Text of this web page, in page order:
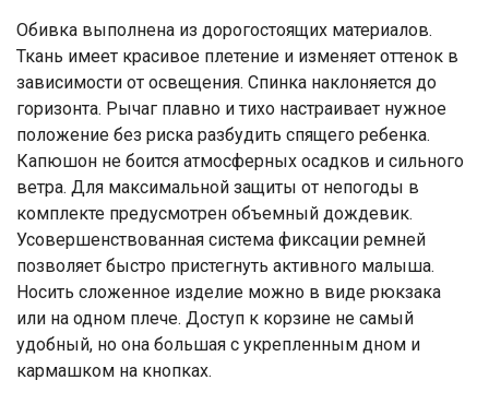
Обивка выполнена из дорогостоящих материалов.
Ткань имеет красивое плетение и изменяет оттенок в
зависимости от освещения. Спинка наклоняется до
горизонта. Рычаг плавно и тихо настраивает нужное
положение без риска разбудить спящего ребенка.
Капюшон не боится атмосферных осадков и сильного
ветра. Для максимальной защиты от непогоды в
комплекте предусмотрен объемный дождевик.
Усовершенствованная система фиксации ремней
позволяет быстро пристегнуть активного малыша.
Носить сложенное изделие можно в виде рюкзака
или на одном плече. Доступ к корзине не самый
удобный, но она большая с укрепленным дном и
кармашком на кнопках.